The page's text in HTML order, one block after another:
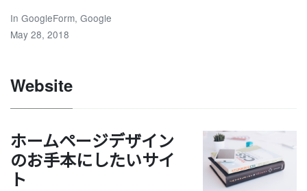
In GoogleForm, Google
May 28, 2018
Website
ホームページデザイン
のお手本にしたいサイ
ト